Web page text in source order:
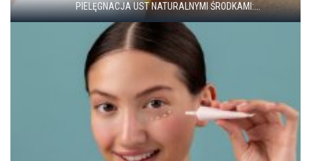
PIELĘGNACJA UST NATURALNYMI ŚRODKAMI:...